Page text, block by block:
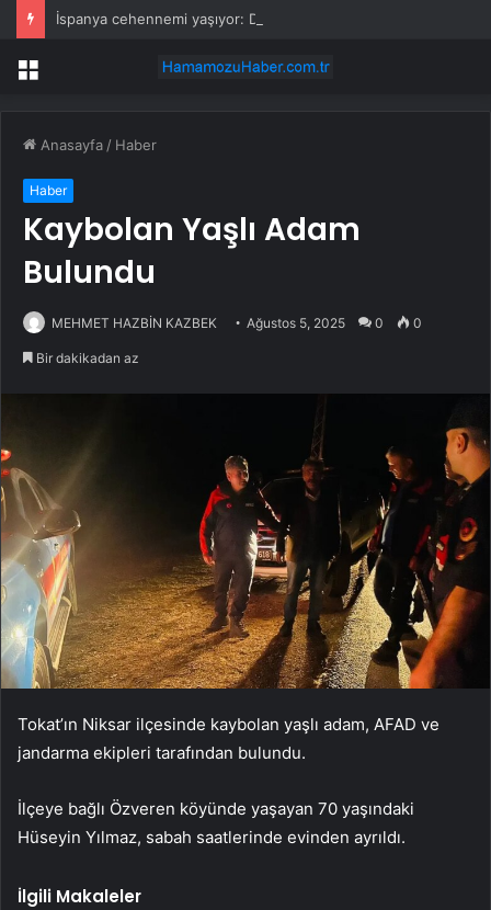
Menü
Anasayfa / Haber
Haber
Kaybolan Yaşlı Adam
Bulundu
MEHMET HAZBİN KAZBEK Ağustos 5, 2025 0 0
Bir dakikadan az
Tokat’ın Niksar ilçesinde kaybolan yaşlı adam, AFAD ve
jandarma ekipleri tarafından bulundu.
İlçeye bağlı Özveren köyünde yaşayan 70 yaşındaki
Hüseyin Yılmaz, sabah saatlerinde evinden ayrıldı.
İlgili Makaleler